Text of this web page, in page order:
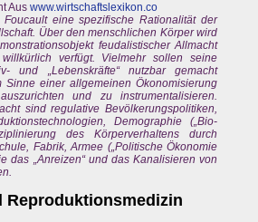
Aus www.wirtschaftslexikon.co
eine spezifische Rationalität der
Über den menschlichen Körper wird
feudalistischer Allmacht
verfügt. Vielmehr sollen seine
und „Lebenskräfte“ nutzbar gemacht
Sinne einer allgemeinen Ökonomisierung
und zu instrumentalisieren.
sind regulative Bevölkerungspolitiken,
Demographie („Bio-
des Körperverhaltens durch
Fabrik, Armee („Politische Ökonomie
das „Anreizen“ und das Kanalisieren von
Reproduktionsmedizin